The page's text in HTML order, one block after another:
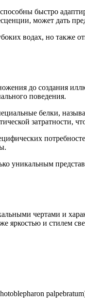
быстро
может дать
водах, но также
до создания
поведения.
белки,
затратности,
уникальным
чертами и
яркостью и стилем